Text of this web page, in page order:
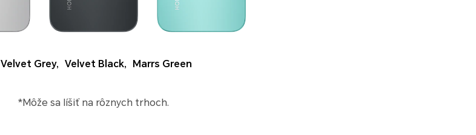
Velvet Grey, Velvet Black, Marrs Green
*Môže sa líšiť na rôznych trhoch.